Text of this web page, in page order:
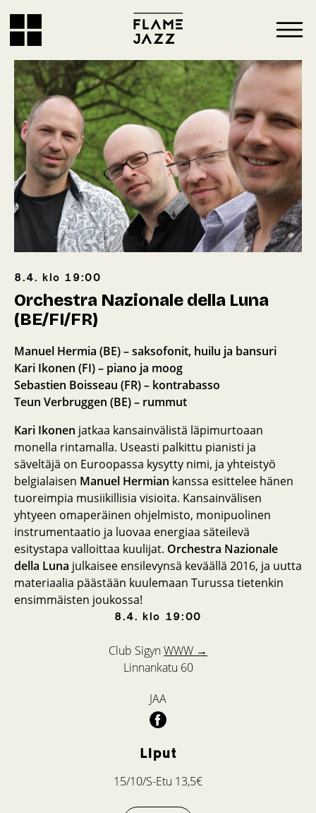
8.4. klo 19:00
Club SigynWWW →
Linnankatu 60
JAA
Liput
15/10/S-Etu 13,5€
8.4. klo 19:00
Orchestra Nazionale della Luna
(BE/FI/FR)
Manuel Hermia (BE) – saksofonit, huilu ja bansuri
Kari Ikonen (FI) – piano ja moog
Sebastien Boisseau (FR) – kontrabasso
Teun Verbruggen (BE) – rummut
Kari Ikonen jatkaa kansainvälistä läpimurtoaan
monella rintamalla. Useasti palkittu pianisti ja
säveltäjä on Euroopassa kysytty nimi, ja yhteistyö
belgialaisen Manuel Hermian kanssa esittelee hänen
tuoreimpia musiikillisia visioita. Kansainvälisen
yhtyeen omaperäinen ohjelmisto, monipuolinen
instrumentaatio ja luovaa energiaa säteilevä
esitystapa valloittaa kuulijat. Orchestra Nazionale
della Luna julkaisee ensilevynsä keväällä 2016, ja uutta
materiaalia päästään kuulemaan Turussa tietenkin
ensimmäisten joukossa!